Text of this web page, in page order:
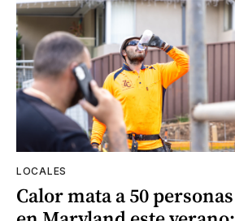
LOCALES
Calor mata a 50 personas